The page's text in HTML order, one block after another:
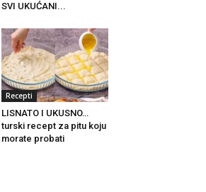
SVI UKUĆANI...
Recepti
LISNATO I UKUSNO…
turski recept za pitu koju
morate probati